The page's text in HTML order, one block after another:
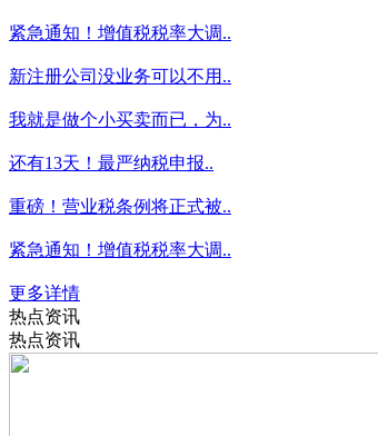
紧急通知！增值税税率大调..
新注册公司没业务可以不用..
我就是做个小买卖而已，为..
还有13天！最严纳税申报..
重磅！营业税条例将正式被..
紧急通知！增值税税率大调..
更多详情
热点资讯
热点资讯